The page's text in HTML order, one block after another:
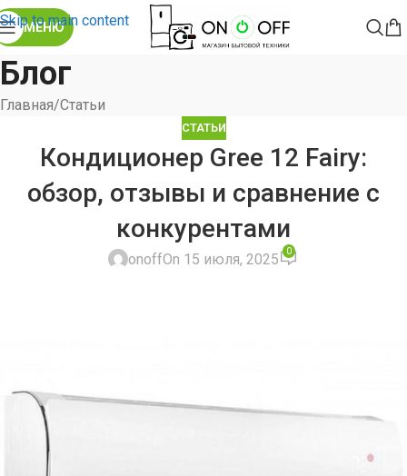
Skip to main content
МЕНЮ
Блог
Главная Статьи
СТАТЬИ
Кондиционер Gree 12 Fairy:
обзор, отзывы и сравнение с
конкурентами
onoffOn 15 июля, 2025 0